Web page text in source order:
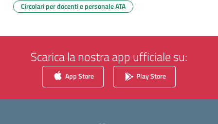
Circolari per docenti e personale ATA
Scarica la nostra app ufficiale su:
App Store Play Store